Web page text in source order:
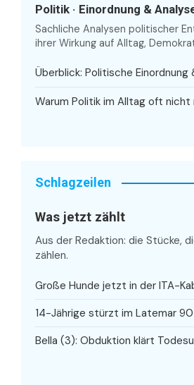
Politik · Einordnung &
Sachliche Analysen politischer
ihrer Wirkung auf Alltag,
Überblick: Politische Einordnung
Warum Politik im Alltag oft nicht
Schlagzeilen
Was jetzt zählt
Aus der Redaktion: die Stücke,
zählen.
Große Hunde jetzt in der ITA-
14-Jährige stürzt im Latemar
Bella (3): Obduktion klärt